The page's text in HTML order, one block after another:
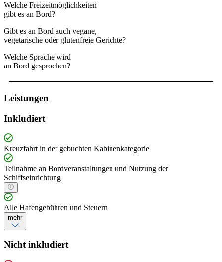
Welche Freizeitmöglichkeiten
gibt es an Bord?
Gibt es an Bord auch vegane,
vegetarische oder glutenfreie Gerichte?
Welche Sprache wird
an Bord gesprochen?
Leistungen
Inkludiert
Kreuzfahrt in der gebuchten Kabinenkategorie
Teilnahme an Bordveranstaltungen und Nutzung der
Schiffseinrichtung
Alle Hafengebühren und Steuern
mehr
Nicht inkludiert